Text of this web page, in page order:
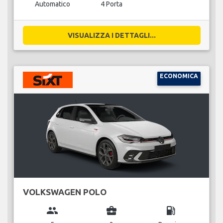
Automatico 4 Porta
VISUALIZZA I DETTAGLI...
ECONOMICA
VOLKSWAGEN POLO
group business_center local_gas_station